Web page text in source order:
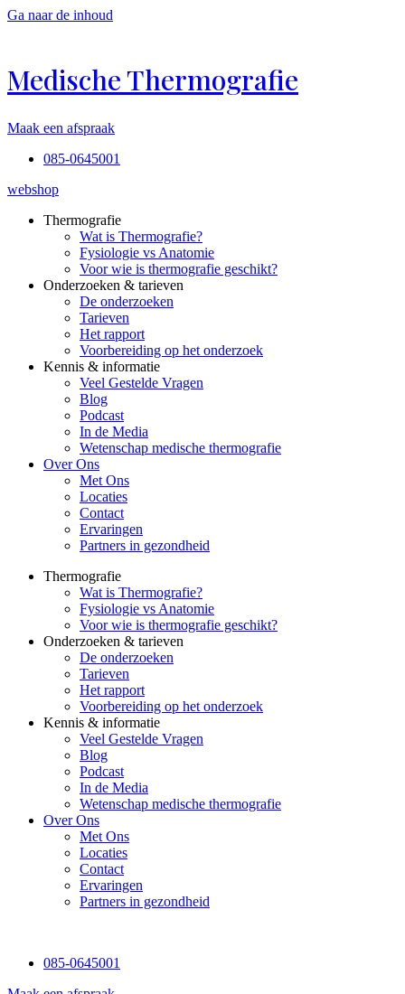
Ga naar de inhoud
Medische Thermografie
Maak een afspraak
085-0645001
webshop
Thermografie
Wat is Thermografie?
Fysiologie vs Anatomie
Voor wie is thermografie geschikt?
Onderzoeken & tarieven
De onderzoeken
Tarieven
Het rapport
Voorbereiding op het onderzoek
Kennis & informatie
Veel Gestelde Vragen
Blog
Podcast
In de Media
Wetenschap medische thermografie
Over Ons
Met Ons
Locaties
Contact
Ervaringen
Partners in gezondheid
Thermografie
Wat is Thermografie?
Fysiologie vs Anatomie
Voor wie is thermografie geschikt?
Onderzoeken & tarieven
De onderzoeken
Tarieven
Het rapport
Voorbereiding op het onderzoek
Kennis & informatie
Veel Gestelde Vragen
Blog
Podcast
In de Media
Wetenschap medische thermografie
Over Ons
Met Ons
Locaties
Contact
Ervaringen
Partners in gezondheid
085-0645001